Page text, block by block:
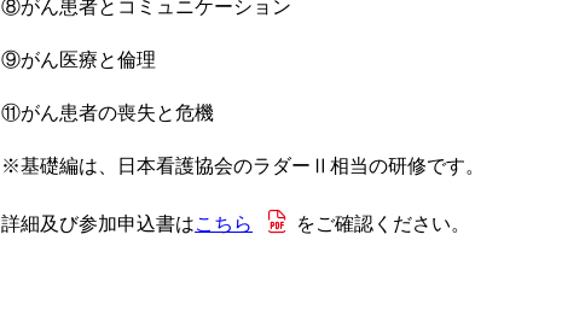
患者支援センターについて
リハビリテーション科
救急科
患者さんのアンケート結果について
情報公開資料（オプトアウト等）
⑧がん患者とコミュニケーション
⑨がん医療と倫理
⑪がん患者の喪失と危機
※基礎編は、日本看護協会のラダーⅡ相当の研修です。
詳細及び参加申込書はこちら をご確認ください。